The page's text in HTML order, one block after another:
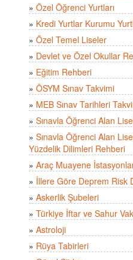
» Özel Öğrenci Yurtları
» Kredi Yurtlar Kurumu
» Özel Temel Liseler
» Devlet ve Özel Okullar
» Eğitim Rehberi
» ÖSYM Sınav Takvimi
» MEB Sınav Tarihleri
» Sınavla Öğrenci Alan
» Sınavla Öğrenci Alan
Yüzdelik Dilimleri Rehberi
» Araç Muayene
» İllere Göre Deprem Risk
» Askerlik Şubeleri
» Türkiye İftar ve Sahur
» Astroloji
» Rüya Tabirleri